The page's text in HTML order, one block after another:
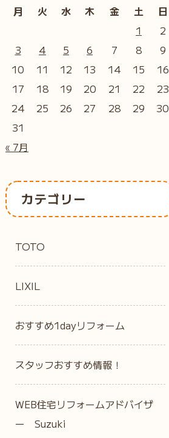
月
火 水 木 金 土 日
« 7月
1
2
3
4 5 6 7 8
9
10
11 12 13 14 15
16
17
18 19 20 21 22
23
24
25 26 27 28 29
30
31
カテゴリー
TOTO
LIXIL
おすすめ1dayリフォーム
スタッフおすすめ情報！
WEB住宅リフォームアドバイザ
ー Suzuki